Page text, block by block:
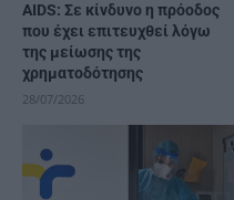
AIDS: Σε κίνδυνο η πρόοδος
που έχει επιτευχθεί λόγω
της μείωσης της
χρηματοδότησης
28/07/2026